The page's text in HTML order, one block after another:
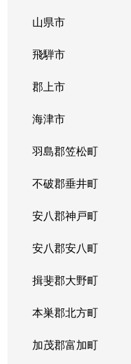
山県市
飛騨市
郡上市
海津市
羽島郡笠松町
不破郡垂井町
安八郡神戸町
安八郡安八町
揖斐郡大野町
本巣郡北方町
加茂郡富加町